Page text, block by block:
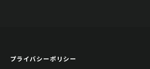
プライバシーポリシー